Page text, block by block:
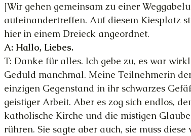
[Wir gehen gemeinsam zu einer
aufeinandertreffen. Auf diesem Kiesplatz
hier in einem Dreieck angeordnet.
A: Hallo, Liebes.
T: Danke für alles. Ich gebe zu, es war
Geduld manchmal. Meine Teilnehmerin
einzigen Gegenstand in ihr schwarzes
geistiger Arbeit. Aber es zog sich endlos,
katholische Kirche und die mistigen
rühren. Sie sagte aber auch, sie muss